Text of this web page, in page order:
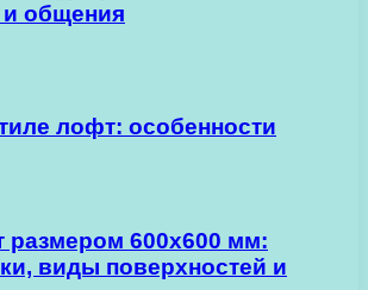
общения
лофт: особенности
размером 600х600 мм:
виды поверхностей и